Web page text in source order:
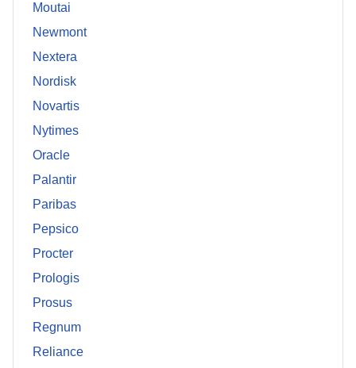
Moutai
Newmont
Nextera
Nordisk
Novartis
Nytimes
Oracle
Palantir
Paribas
Pepsico
Procter
Prologis
Prosus
Regnum
Reliance